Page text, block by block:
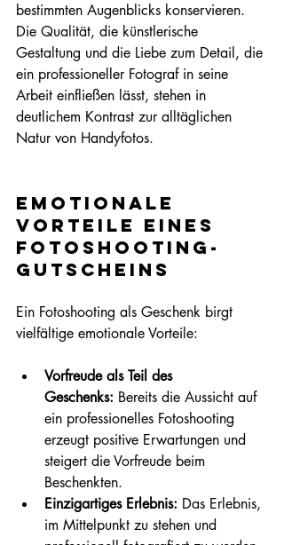
bestimmten Augenblicks konservieren.
Die Qualität, die künstlerische
Gestaltung und die Liebe zum Detail, die
ein professioneller Fotograf in seine
Arbeit einfließen lässt, stehen in
deutlichem Kontrast zur alltäglichen
Natur von Handyfotos.
Emotionale
Vorteile eines
Fotoshooting-
Gutscheins
Ein Fotoshooting als Geschenk birgt
vielfältige emotionale Vorteile:
Vorfreude als Teil des
Geschenks: Bereits die Aussicht auf
ein professionelles Fotoshooting
erzeugt positive Erwartungen und
steigert die Vorfreude beim
Beschenkten.
Einzigartiges Erlebnis: Das Erlebnis,
im Mittelpunkt zu stehen und